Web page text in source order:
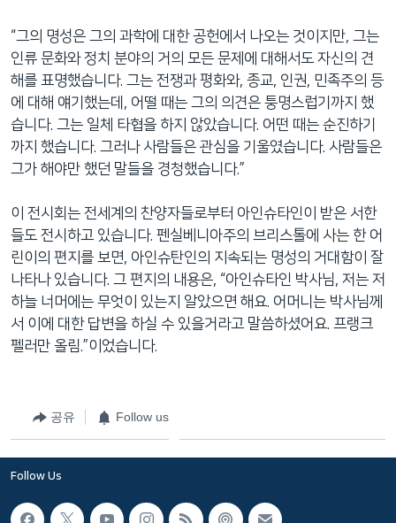
“그의 명성은 그의 과학에 대한 공헌에서 나오는 것이지만, 그는
인류 문화와 정치 분야의 거의 모든 문제에 대해서도 자신의 견
해를 표명했습니다. 그는 전쟁과 평화와, 종교, 인권, 민족주의 등
에 대해 얘기했는데, 어떨 때는 그의 의견은 퉁명스럽기까지 했
습니다. 그는 일체 타협을 하지 않았습니다. 어떤 때는 순진하기
까지 했습니다. 그러나 사람들은 관심을 기울였습니다. 사람들은
그가 해야만 했던 말들을 경청했습니다.”
이 전시회는 전세계의 찬양자들로부터 아인슈타인이 받은 서한
들도 전시하고 있습니다. 펜실베니아주의 브리스톨에 사는 한 어
린이의 편지를 보면, 아인슈탄인의 지속되는 명성의 거대함이 잘
나타나 있습니다. 그 편지의 내용은, “아인슈타인 박사님, 저는 저
하늘 너머에는 무엇이 있는지 알았으면 해요. 어머니는 박사님께
서 이에 대한 답변을 하실 수 있을거라고 말씀하셨어요. 프랭크
펠러만 올림.”이었습니다.
공유 Follow us
Follow Us